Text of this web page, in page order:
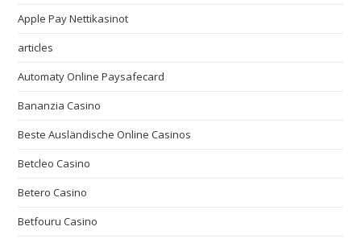
Apple Pay Nettikasinot
articles
Automaty Online Paysafecard
Bananzia Casino
Beste Ausländische Online Casinos
Betcleo Casino
Betero Casino
Betfouru Casino